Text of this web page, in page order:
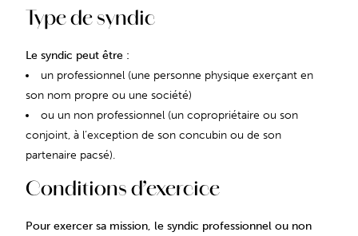
Type de syndic
Le syndic peut être :
un professionnel (une personne physique exerçant en
son nom propre ou une société)
ou un non professionnel (un copropriétaire ou son
conjoint, à l’exception de son concubin ou de son
partenaire pacsé).
Conditions d’exercice
Pour exercer sa mission, le syndic professionnel ou non